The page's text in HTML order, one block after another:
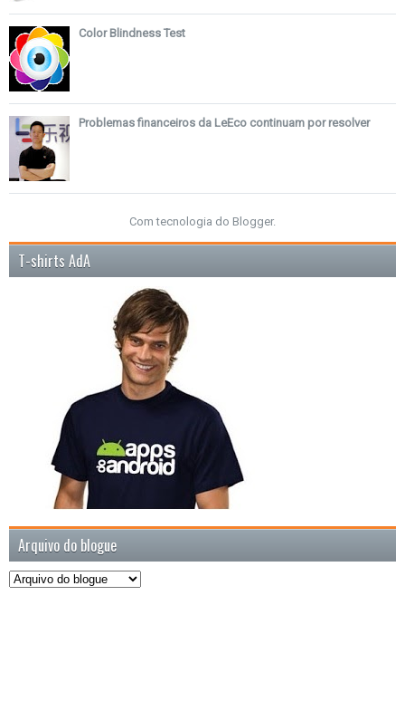
Color Blindness Test
Problemas financeiros da LeEco continuam por resolver
Com tecnologia do Blogger.
T-shirts AdA
Arquivo do blogue